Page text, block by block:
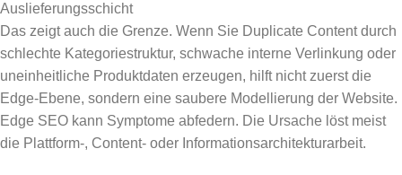
Auslieferungsschicht
Das zeigt auch die Grenze. Wenn Sie Duplicate Content durch
schlechte Kategoriestruktur, schwache interne Verlinkung oder
uneinheitliche Produktdaten erzeugen, hilft nicht zuerst die
Edge-Ebene, sondern eine saubere Modellierung der Website.
Edge SEO kann Symptome abfedern. Die Ursache löst meist
die Plattform-, Content- oder Informationsarchitekturarbeit.